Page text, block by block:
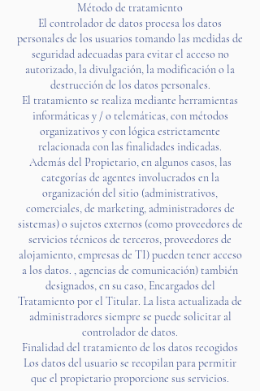
Método de tratamiento
El controlador de datos procesa los datos
personales de los usuarios tomando las medidas de
seguridad adecuadas para evitar el acceso no
autorizado, la divulgación, la modificación o la
destrucción de los datos personales.
El tratamiento se realiza mediante herramientas
informáticas y / o telemáticas, con métodos
organizativos y con lógica estrictamente
relacionada con las finalidades indicadas.
Además del Propietario, en algunos casos, las
categorías de agentes involucrados en la
organización del sitio (administrativos,
comerciales, de marketing, administradores de
sistemas) o sujetos externos (como proveedores de
servicios técnicos de terceros, proveedores de
alojamiento, empresas de TI) pueden tener acceso
a los datos. , agencias de comunicación) también
designados, en su caso, Encargados del
Tratamiento por el Titular. La lista actualizada de
administradores siempre se puede solicitar al
controlador de datos.
Finalidad del tratamiento de los datos recogidos
Los datos del usuario se recopilan para permitir
que el propietario proporcione sus servicios.